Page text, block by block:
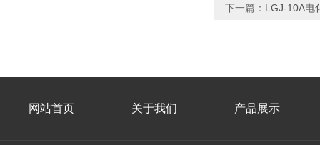
下一篇： LGJ-10A电
网站首页 关于我们 产品展示